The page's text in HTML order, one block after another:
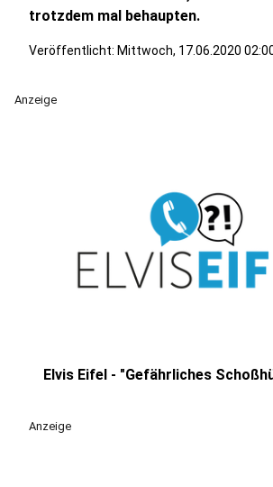
trotzdem mal behaupten.
Veröffentlicht: Mittwoch, 17.06.2020
Anzeige
Elvis Eifel - "Gefährliches
Anzeige